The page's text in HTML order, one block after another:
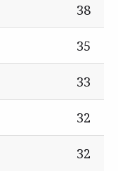
38
35
33
32
32